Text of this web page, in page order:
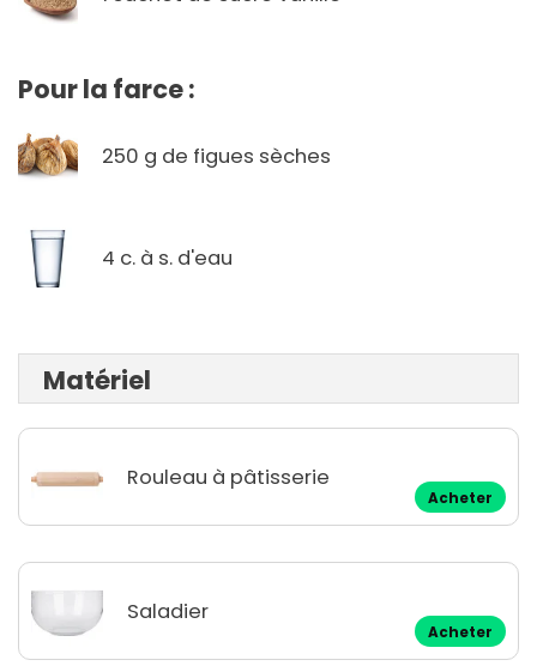
Pour la farce :
250 g de figues sèches
4 c. à s. d'eau
Matériel
Rouleau à pâtisserie
Acheter
Saladier
Acheter